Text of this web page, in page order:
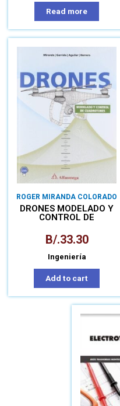
Read more
ROGER MIRANDA COLORADO
DRONES MODELADO Y
CONTROL DE
B/.33.30
Ingeniería
Add to cart